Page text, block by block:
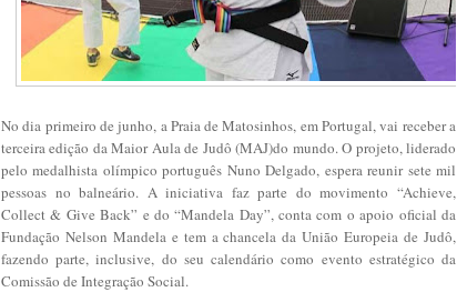
No dia primeiro de junho, a Praia de Matosinhos, em Portugal, vai receber a
terceira edição da Maior Aula de Judô (MAJ)do mundo. O projeto, liderado
pelo medalhista olímpico português Nuno Delgado, espera reunir sete mil
pessoas no balneário. A iniciativa faz parte do movimento “Achieve,
Collect & Give Back” e do “Mandela Day”, conta com o apoio oficial da
Fundação Nelson Mandela e tem a chancela da União Europeia de Judô,
fazendo parte, inclusive, do seu calendário como evento estratégico da
Comissão de Integração Social.